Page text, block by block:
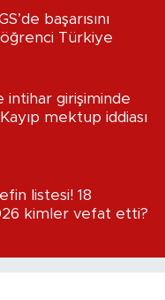
başarısını
öğrenci Türkiye
intihar girişiminde
mektup iddiası
listesi! 18
kimler vefat etti?